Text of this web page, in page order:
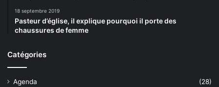
18 septembre 2019
Pasteur d’église, il explique pourquoi il porte des
chaussures de femme
Catégories
Agenda
(28)